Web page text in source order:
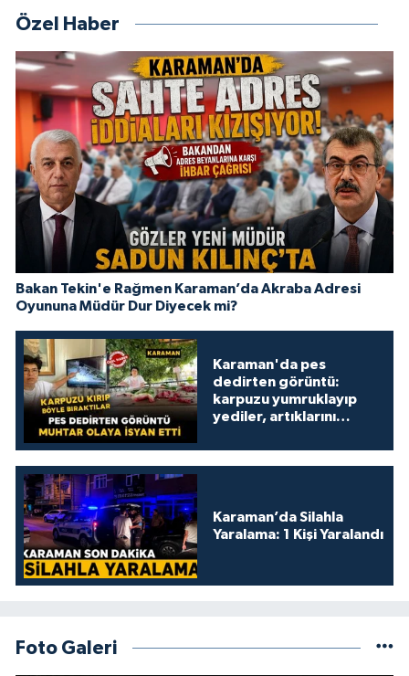
Özel Haber
Bakan Tekin'e Rağmen Karaman’da Akraba Adresi
Oyununa Müdür Dur Diyecek mi?
Karaman'da pes
dedirten görüntü:
karpuzu yumruklayıp
yediler, artıklarını
Karaman’da Silahla
Yaralama: 1 Kişi Yaralandı
Foto Galeri